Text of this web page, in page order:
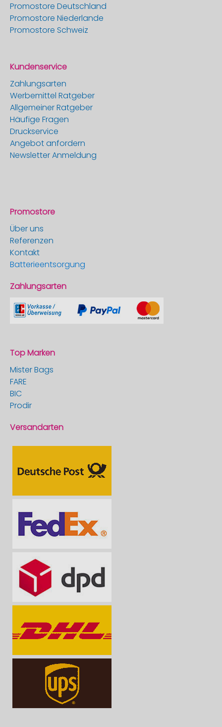
Promostore Deutschland
Promostore Niederlande
Promostore Schweiz
Kundenservice
Zahlungsarten
Werbemittel Ratgeber
Allgemeiner Ratgeber
Häufige Fragen
Druckservice
Angebot anfordern
Newsletter Anmeldung
Promostore
Über uns
Referenzen
Kontakt
Batterieentsorgung
Zahlungsarten
Top Marken
Mister Bags
FARE
BIC
Prodir
Versandarten